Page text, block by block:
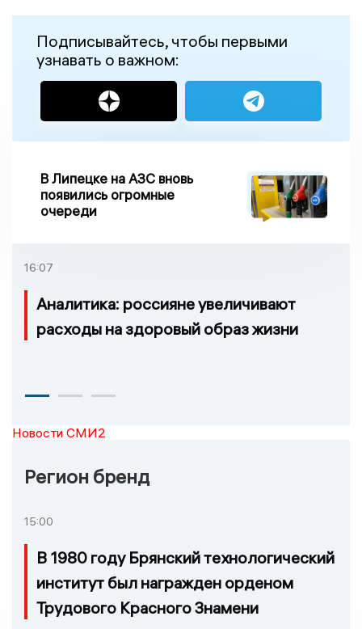
Подписывайтесь, чтобы первыми
узнавать о важном:
В Липецке на АЗС вновь
появились огромные
очереди
16:07
Аналитика: россияне увеличивают
расходы на здоровый образ жизни
Новости СМИ2
Регион бренд
15:00
В 1980 году Брянский технологический
институт был награжден орденом
Трудового Красного Знамени